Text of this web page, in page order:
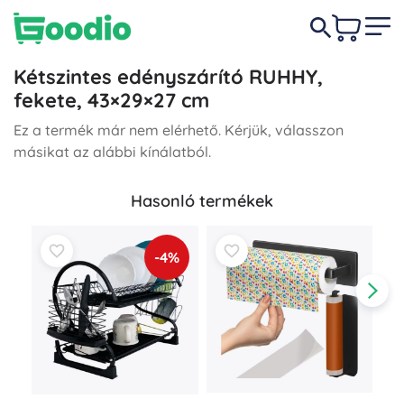
Kétszintes edényszárító RUHHY,
fekete, 43×29×27 cm
Ez a termék már nem elérhető. Kérjük, válasszon
másikat az alábbi kínálatból.
Hasonló termékek
-4%